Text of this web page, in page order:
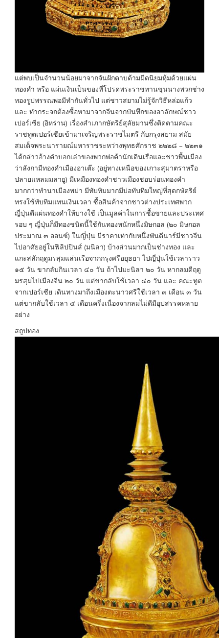
แต่พบเป็นจำนวนน้อยมาจากจันฝักดาบด้ามมีดนิยมหุ้มด้วยแผ่น
ทองคำ หรือ แผ่นเงินเป็นของที่โปรดพระราชทานขุนนางพวกช่าง
ทองรูปพรรณพอมีทำกันทั่วไป แต่ชาวสยามไม่รู้จักวิธีหล่อแก้ว
และ ทำกระจกต้องซื้อหามาจากจีนจากบันทึกของอาลักษณ์ชาว
เปอร์เซีย (อิหร่าน) เรื่องสำเภากษัตริย์สุลัยมานซึ่งติดตามคณะ
ราชทูตเปอร์เซียเข้ามาเจริญพระราชไมตรี กับกรุงสยาม สมัย
สมเด็จพระนารายณ์มหาราชระหว่างพุทธศักราช ๒๒๒๘ – ๒๒๓๑
ได้กล่าวอ้างคำบอกเล่าของพวกพ่อค้านักเดินเรือและชาวพื้นเมือง
ว่าลังกามีทองคำเมืองอาเต๊ะ (อยู่ทางเหนือของเกาะสุมาตราหรือ
ปลายแหลมมลายู) มีเหมืองทองคำชาวเมืองชอบร่อนทองคำ
มากกว่าทำนาเมืองพม่า มีทับทิมมากมีบ่อทับทิมใหญ่ที่สุดกษัตริย์
ทรงใช้ทับทิมแทนเงินเวลา ซื้อสินค้าจากชาวต่างประเทศพวก
ญี่ปุ่นตีแผ่นทองคำให้บางใช้ เป็นมูลค่าในการซื้อขายและประเทศ
รอบ ๆ ญี่ปุ่นก็มีทองชนิดนี้ใช้กันทองหนักหนึ่งมิษกอล (๒๐ มิษกอล
ประมาณ ๓ ออนซ์) ในญี่ปุ่น มีราคาเท่ากับหนึ่งพันดีนาร์มีชาวจีน
ไปอาศัยอยู่ในฟิลิปปินส์ (มนิลา) บ้างส่วนมากเป็นช่างทอง และ
แกะสลักฤดูมรสุมแล่นเรือจากกรุงศรีอยุธยา ไปญี่ปุ่นใช้เวลาราว
๑๕ วัน ขากลับกินเวลา ๔๐ วัน ถ้าไปมะนิลา ๒๐ วัน หากลมดีฤดู
มรสุมไปเมืองจีน ๒๐ วัน แต่ขากลับใช้เวลา ๔๐ วัน และ คณะทูต
จากเปอร์เซีย เดินทางมาถึงเมืองตะนาวศรีใช้เวลา ๓ เดือน ๓ วัน
แต่ขากลับใช้เวลา ๕ เดือนครึ่งเนื่องจากลมไม่ดีมีอุปสรรคหลาย
อย่าง
สถูปทอง